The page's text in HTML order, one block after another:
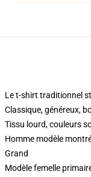
Le t-shirt traditionnel
Classique, généreux,
Tissu lourd, couleurs
Homme modèle
Grand
Modèle femelle